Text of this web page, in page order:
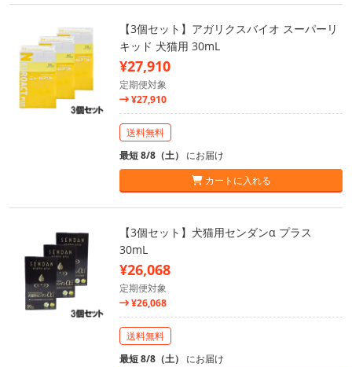
【3個セット】アガリクスバイオ スーパーリ
キッド 犬猫用 30mL
¥27,910
定期便対象
¥27,910
送料無料
最短 8/8（土） にお届け
カートに入れる
【3個セット】犬猫用センダンα プラス
30mL
¥26,068
定期便対象
¥26,068
送料無料
最短 8/8（土） にお届け